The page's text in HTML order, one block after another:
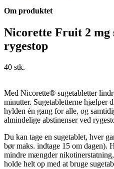
Om produktet
Nicorette Fruit 2 mg
rygestop
40 stk.
Med Nicorette® sugetabletter
minutter. Sugetabletterne hjælper
hylden én gang for alle, og
almindelige abstinenser ved
Du kan tage en sugetablet, hver
bør maks. indtage 15 om dagen).
mindre mængder
holde helt op med at bruge